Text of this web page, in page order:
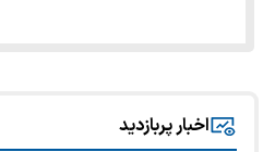
اخبار پربازدید